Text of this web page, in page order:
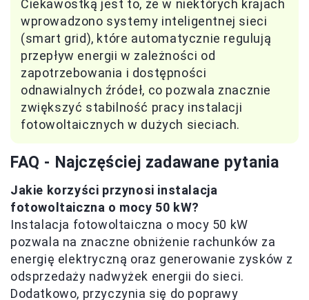
Ciekawostką jest to, że w niektórych krajach
wprowadzono systemy inteligentnej sieci
(smart grid), które automatycznie regulują
przepływ energii w zależności od
zapotrzebowania i dostępności
odnawialnych źródeł, co pozwala znacznie
zwiększyć stabilność pracy instalacji
fotowoltaicznych w dużych sieciach.
FAQ - Najczęściej zadawane pytania
Jakie korzyści przynosi instalacja
fotowoltaiczna o mocy 50 kW?
Instalacja fotowoltaiczna o mocy 50 kW
pozwala na znaczne obniżenie rachunków za
energię elektryczną oraz generowanie zysków z
odsprzedaży nadwyżek energii do sieci.
Dodatkowo, przyczynia się do poprawy